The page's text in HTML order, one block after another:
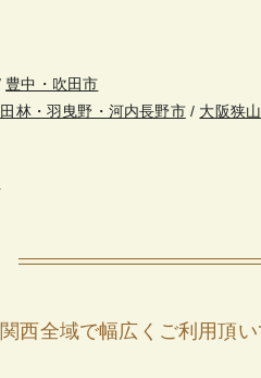
豊中・吹田市
林・羽曳野・河内長野市/ 大阪狭
西全域で幅広くご利用頂